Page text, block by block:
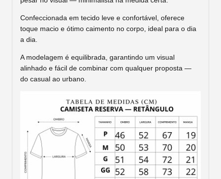
Confeccionada em tecido leve e confortável, oferece
toque macio e ótimo caimento no corpo, ideal para o dia
a dia.
A modelagem é equilibrada, garantindo um visual
alinhado e fácil de combinar com qualquer proposta —
do casual ao urbano.